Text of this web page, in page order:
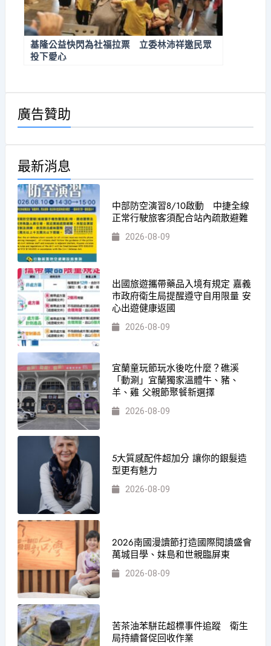
基隆公益快閃為社福拉票 立委林沛祥邀民眾
投下愛心
廣告贊助
最新消息
中部防空演習8/10啟動 中捷全線
正常行駛旅客須配合站內疏散避難
2026-08-09
出國旅遊攜帶藥品入境有規定 嘉義
市政府衛生局提醒遵守自用限量 安
心出遊健康返國
2026-08-09
宜蘭童玩節玩水後吃什麼？礁溪
「動涮」宜蘭獨家溫體牛、豬、
羊、雞 父親節聚餐新選擇
2026-08-09
5大質感配件超加分 讓你的銀髮造
型更有魅力
2026-08-09
2026南國漫讀節打造國際閱讀盛會
萬城目學、妹島和世親臨屏東
2026-08-09
苦茶油苯駢芘超標事件追蹤 衛生
局持續督促回收作業